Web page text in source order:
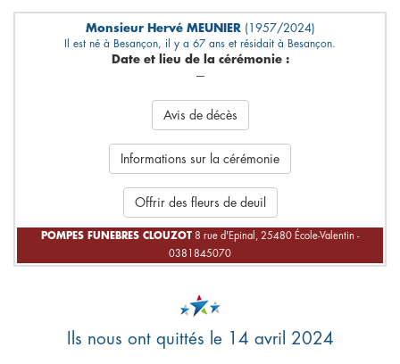
Monsieur Hervé MEUNIER (1957/2024)
Il est né à Besançon, il y a 67 ans et résidait à Besançon.
Date et lieu de la cérémonie :
---
Avis de décès
Informations sur la cérémonie
Offrir des fleurs de deuil
POMPES FUNEBRES CLOUZOT 8 rue d'Epinal, 25480 École-Valentin -
0381845070
Ils nous ont quittés le 14 avril 2024